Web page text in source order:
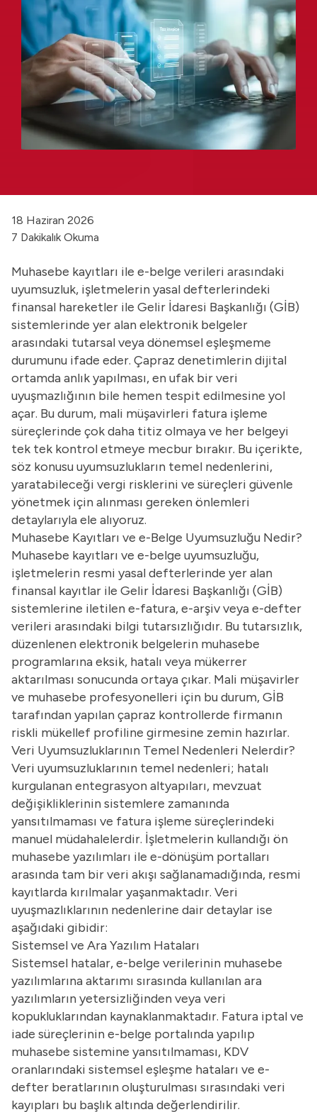
18 Haziran 2026
7 Dakikalık Okuma
Muhasebe kayıtları ile e-belge verileri arasındaki
uyumsuzluk, işletmelerin yasal defterlerindeki
finansal hareketler ile Gelir İdaresi Başkanlığı (GİB)
sistemlerinde yer alan elektronik belgeler
arasındaki tutarsal veya dönemsel eşleşmeme
durumunu ifade eder. Çapraz denetimlerin dijital
ortamda anlık yapılması, en ufak bir veri
uyuşmazlığının bile hemen tespit edilmesine yol
açar. Bu durum, mali müşavirleri fatura işleme
süreçlerinde çok daha titiz olmaya ve her belgeyi
tek tek kontrol etmeye mecbur bırakır. Bu içerikte,
söz konusu uyumsuzlukların temel nedenlerini,
yaratabileceği vergi risklerini ve süreçleri güvenle
yönetmek için alınması gereken önlemleri
detaylarıyla ele alıyoruz.
Muhasebe Kayıtları ve e-Belge Uyumsuzluğu Nedir?
Muhasebe kayıtları ve e-belge uyumsuzluğu,
işletmelerin resmi yasal defterlerinde yer alan
finansal kayıtlar ile Gelir İdaresi Başkanlığı (GİB)
sistemlerine iletilen e-fatura, e-arşiv veya e-defter
verileri arasındaki bilgi tutarsızlığıdır. Bu tutarsızlık,
düzenlenen elektronik belgelerin muhasebe
programlarına eksik, hatalı veya mükerrer
aktarılması sonucunda ortaya çıkar. Mali müşavirler
ve muhasebe profesyonelleri için bu durum, GİB
tarafından yapılan çapraz kontrollerde firmanın
riskli mükellef profiline girmesine zemin hazırlar.
Veri Uyumsuzluklarının Temel Nedenleri Nelerdir?
Veri uyumsuzluklarının temel nedenleri; hatalı
kurgulanan entegrasyon altyapıları, mevzuat
değişikliklerinin sistemlere zamanında
yansıtılmaması ve fatura işleme süreçlerindeki
manuel müdahalelerdir. İşletmelerin kullandığı ön
muhasebe yazılımları ile e-dönüşüm portalları
arasında tam bir veri akışı sağlanamadığında, resmi
kayıtlarda kırılmalar yaşanmaktadır. Veri
uyuşmazlıklarının nedenlerine dair detaylar ise
aşağıdaki gibidir:
Sistemsel ve Ara Yazılım Hataları
Sistemsel hatalar, e-belge verilerinin muhasebe
yazılımlarına aktarımı sırasında kullanılan ara
yazılımların yetersizliğinden veya veri
kopukluklarından kaynaklanmaktadır. Fatura iptal ve
iade süreçlerinin e-belge portalında yapılıp
muhasebe sistemine yansıtılmaması, KDV
oranlarındaki sistemsel eşleşme hataları ve e-
defter beratlarının oluşturulması sırasındaki veri
kayıpları bu başlık altında değerlendirilir.